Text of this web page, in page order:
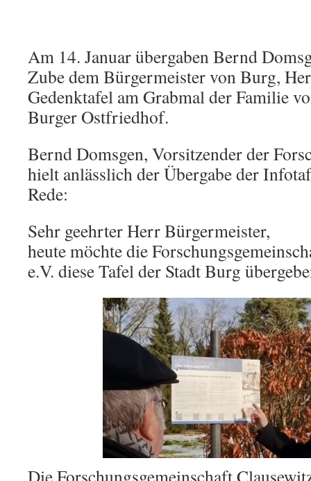
Am 14. Januar übergaben Bernd
Zube dem Bürgermeister von Burg,
Gedenktafel am Grabmal der Familie
Burger Ostfriedhof.
Bernd Domsgen, Vorsitzender der
hielt anlässlich der Übergabe der
Rede:
Sehr geehrter Herr Bürgermeister,
heute möchte die
e.V. diese Tafel der Stadt Burg
Die Forschungsgemeinschaft